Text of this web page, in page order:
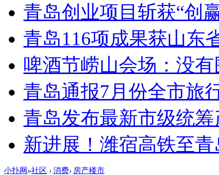
青岛创业项目斩获“创
青岛116项成果获山东
啤酒节崂山会场：没有
青岛通报7月份全市旅
青岛发布最新市级统
新进展！潍宿高铁至
小扑网 »社区 › 消费› 房产楼市